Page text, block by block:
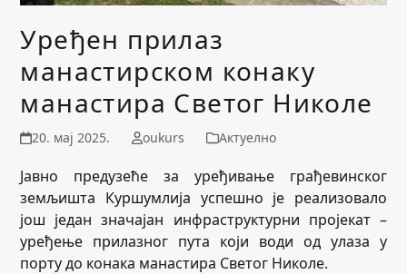
Уређен прилаз
манастирском конаку
манастира Светог Николе
20. мај 2025. oukurs Актуелно
Јавно предузеће за уређивање грађевинског
земљишта Куршумлија успешно је реализовало
још један значајан инфраструктурни пројекат –
уређење прилазног пута који води од улаза у
порту до конака манастира Светог Николе.